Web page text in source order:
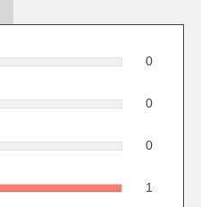
0
0
0
1